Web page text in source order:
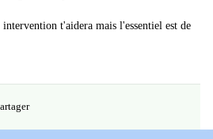
t'aidera mais l'essentiel est de